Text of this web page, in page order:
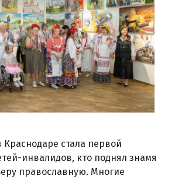
стала первой
инвалидов, кто поднял знамя
православную. Многие